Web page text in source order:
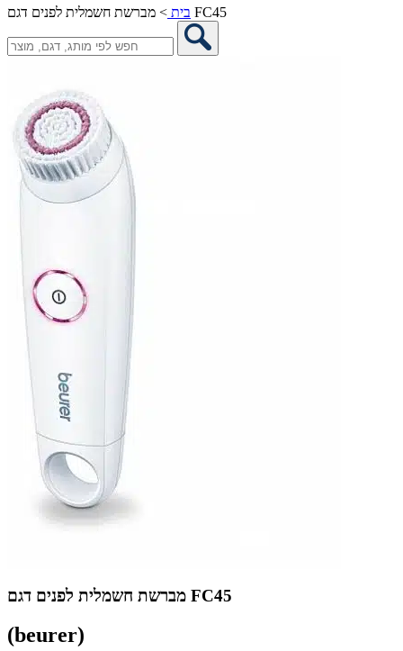
בית > מברשת חשמלית לפנים דגם FC45
מברשת חשמלית לפנים דגם FC45
(beurer)